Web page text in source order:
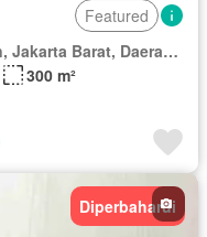
Featured
RW 02, Meruya Utara, Kembangan, Jakarta Barat, Daerah Khusus Ibukota Jakarta
300 m²
Diperbaharui